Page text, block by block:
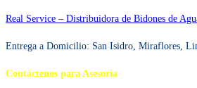
Ir
contenido
Real Service – Distribuidora de Bidones de
Entrega a Domicilio: San Isidro, Miraflores,
Contáctenos para Asesoría